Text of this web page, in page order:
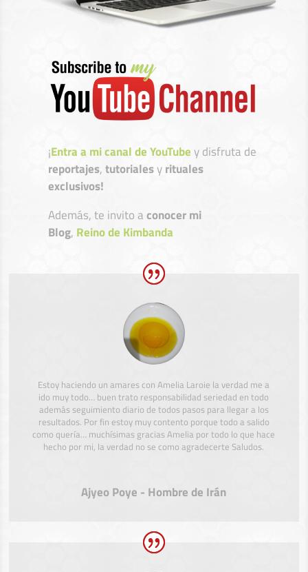
¡Entra a mi canal de YouTubey disfruta de
reportajes,tutorialesyrituales
exclusivos!
Además, te invito aconocer mi
Blog, Reino de Kimbanda
Estoy haciendo un amares con Amelia Laroie la verdad me a
ido muy todo… buen trato responsabilidad seriedad en todo
además seguimiento diario de todos pasos para llegar a los
resultados. Por fin estoy muy contento porque todo a salido
como quería… muchísimas gracias Amelia por todo lo que hace
hecho por mi, la verdad no se como agradecerte Saludos.
Ajyeo Poye - Hombre de Irán